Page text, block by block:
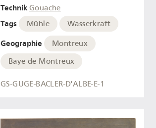
Technik Gouache
Tags Mühle Wasserkraft
Geographie
Montreux
Baye de Montreux
GS-GUGE-BACLER-D'ALBE-E-1